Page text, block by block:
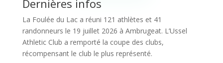
Dernières infos
La Foulée du Lac a réuni 121 athlètes et 41
randonneurs le 19 juillet 2026 à Ambrugeat. L’Ussel
Athletic Club a remporté la coupe des clubs,
récompensant le club le plus représenté.